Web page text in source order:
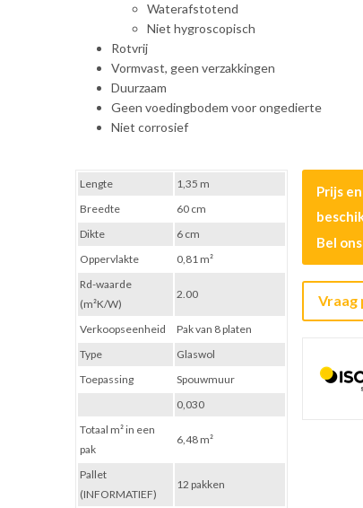
Waterafstotend
Niet hygroscopisch
Rotvrij
Vormvast, geen verzakkingen
Duurzaam
Geen voedingbodem voor ongedierte
Niet corrosief
Prijs en
Bel
Lengte
1,35 m
Breedte
60 cm
Dikte
6 cm
Oppervlakte
0,81 m²
Rd-waarde
(m²K/W)
2.00
Verkoopseenheid
Pak van 8 platen
Type
Glaswol
Toepassing
Spouwmuur
0,030
Totaal m² in een
pak
6,48 m²
Pallet
(INFORMATIEF)
12 pakken